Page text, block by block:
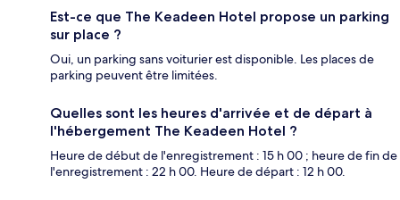
Est-ce que The Keadeen Hotel propose un parking
sur place ?
Oui, un parking sans voiturier est disponible. Les places de
parking peuvent être limitées.
Quelles sont les heures d'arrivée et de départ à
l'hébergement The Keadeen Hotel ?
Heure de début de l'enregistrement : 15 h 00 ; heure de fin de
l'enregistrement : 22 h 00. Heure de départ : 12 h 00.